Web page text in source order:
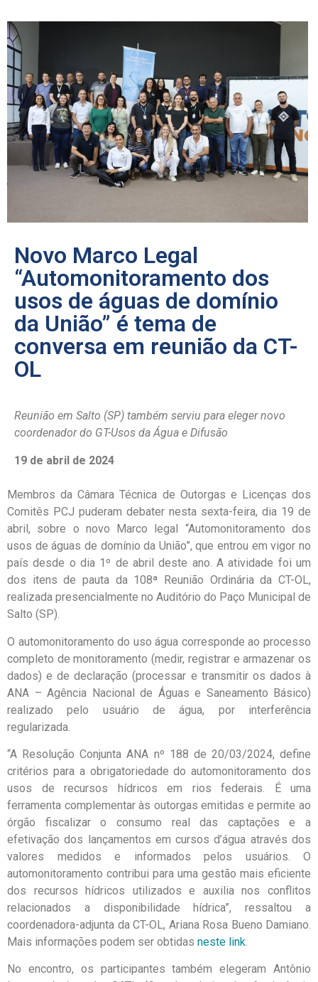
Novo Marco Legal
“Automonitoramento dos
usos de águas de domínio
da União” é tema de
conversa em reunião da CT-
OL
Reunião em Salto (SP) também serviu para eleger novo
coordenador do GT-Usos da Água e Difusão
19 de abril de 2024
Membros da Câmara Técnica de Outorgas e Licenças dos
Comitês PCJ puderam debater nesta sexta-feira, dia 19 de
abril, sobre o novo Marco legal “Automonitoramento dos
usos de águas de domínio da União”, que entrou em vigor no
país desde o dia 1º de abril deste ano. A atividade foi um
dos itens de pauta da 108ª Reunião Ordinária da CT-OL,
realizada presencialmente no Auditório do Paço Municipal de
Salto (SP).
O automonitoramento do uso água corresponde ao processo
completo de monitoramento (medir, registrar e armazenar os
dados) e de declaração (processar e transmitir os dados à
ANA – Agência Nacional de Águas e Saneamento Básico)
realizado pelo usuário de água, por interferência
regularizada.
“A Resolução Conjunta ANA nº 188 de 20/03/2024, define
critérios para a obrigatoriedade do automonitoramento dos
usos de recursos hídricos em rios federais. É uma
ferramenta complementar às outorgas emitidas e permite ao
órgão fiscalizar o consumo real das captações e a
efetivação dos lançamentos em cursos d’água através dos
valores medidos e informados pelos usuários. O
automonitoramento contribui para uma gestão mais eficiente
dos recursos hídricos utilizados e auxilia nos conflitos
relacionados a disponibilidade hídrica”, ressaltou a
coordenadora-adjunta da CT-OL, Ariana Rosa Bueno Damiano.
Mais informações podem ser obtidas neste link.
No encontro, os participantes também elegeram Antônio